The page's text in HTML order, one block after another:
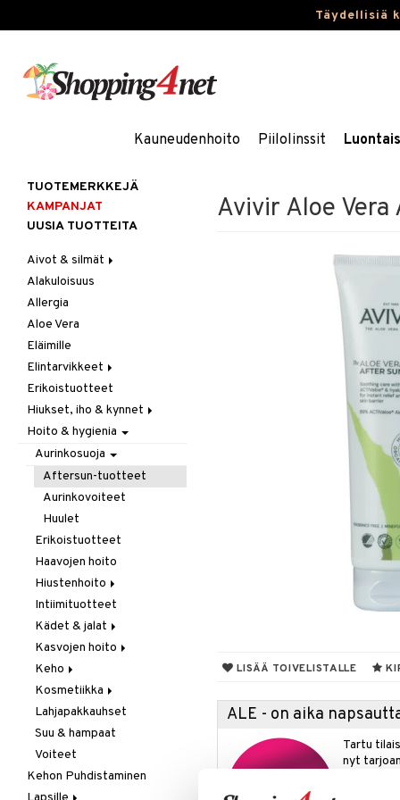
Täydellisiä
Kauneudenhoito Piilolinssit
Avivir Aloe
LISÄÄ TOIVELISTALLE
ALE - on aika
Tartu
nyt
TUOTEMERKKEJÄ
KAMPANJAT
UUSIA TUOTTEITA
Aivot & silmät
Muisti
Rasvahapot
Silmät
Alakuloisuus
Allergia
Aloe Vera
Eläimille
Elintarvikkeet
Hedelmät & pähkinät
Itäminen
Jauhot & leivonta
Juomat
Kookos
Makeutusaineet
Mausteet & liemet
Muut
Öljy & rasva
Pähkinä- & siementahnoja
Patukat
Rawfood
Säilytys
Snacks
Suklaa
Tee
Erikoistuotteet
Hiukset, iho & kynnet
Aurinko & pigmentti
Hiukset
Ravintolisät
Hoito & hygienia
Aurinkosuoja
Aftersun-tuotteet
Aurinkovoiteet
Huulet
Erikoistuotteet
Haavojen hoito
Hiustenhoito
Erikoistuotteet
Hoitoaineet
Sampoot
Intiimituotteet
Kädet & jalat
Jalkojen hoito
Käsien hoito
Muut tarvikkeet
Kasvojen hoito
Erikoistuotteet
Parranajotuotteet
Puhdistaminen
Silmänympärysvoiteet
Voiteet
Keho
Deodorantit
Erikoistuotteet
Eteeriset öljyt
Kylpy, suihku & saippuat
Öljyt
Kosmetiikka
Huulet
Iho
Silmät
Lahjapakkauhset
Suu & hampaat
Voiteet
Kehon Puhdistaminen